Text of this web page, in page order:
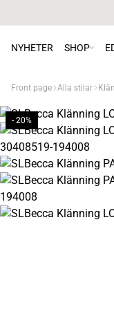
NYHETER SHOP
Front page Alla stilar
- 20%